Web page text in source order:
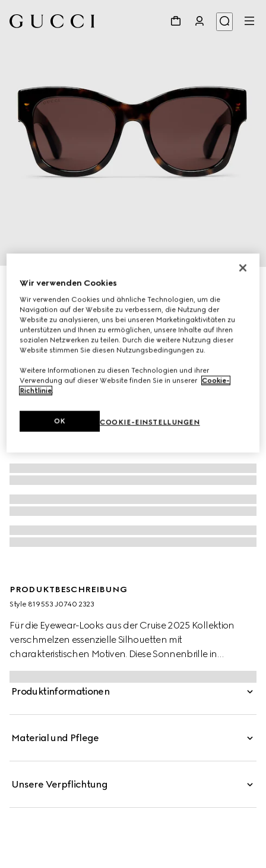
Sonnenbrille in Schmetterlingsform
€ 280
Variantendunkle Schildpatt-Optik
PRODUKTBESCHREIBUNG
Style ‎819553 J0740 2323
Für die Eyewear-Looks aus der Cruise 2025 Kollektion
verschmelzen essenzielle Silhouetten mit
charakteristischen Motiven. Diese Sonnenbrille in
Schmetterlingsform wird von einem Gucci Logo
akzentuiert.
Produktinformationen
Material und Pflege
Unsere Verpflichtung
Wir verwenden Cookies
Wir verwenden Cookies und ähnliche Technologien, um die
Navigation auf der Website zu verbessern, die Nutzung der
Website zu analysieren, uns bei unseren Marketingaktivitäten zu
unterstützen und Ihnen zu ermöglichen, unsere Inhalte auf Ihren
sozialen Netzwerken zu teilen. Durch die weitere Nutzung dieser
Website stimmen Sie diesen Nutzungsbedingungen zu.
Weitere Informationen zu diesen Technologien und ihrer
Verwendung auf dieser Website finden Sie in unserer Cookie-
Richtlinie.
COOKIE-EINSTELLUNGEN
OK